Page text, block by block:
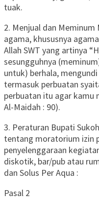
tuak.
2. Menjual dan Meminum
agama, khususnya
Allah SWT yang artinya
sesungguhnya
untuk) berhala,
termasuk perbuatan
perbuatan itu agar kamu
Al-Maidah : 90).
3. Peraturan Bupati
tentang moratorium izin
penyelenggaraan
diskotik, bar/pub atau
dan Solus Per Aqua :
Pasal 2